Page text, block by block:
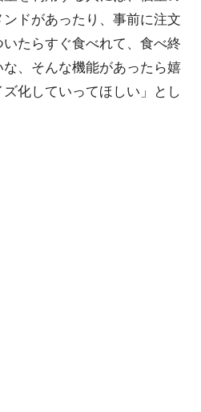
ドがあったり、事前に注文
たらすぐ食べれて、食べ終
、そんな機能があったら嬉
化していってほしい」とし